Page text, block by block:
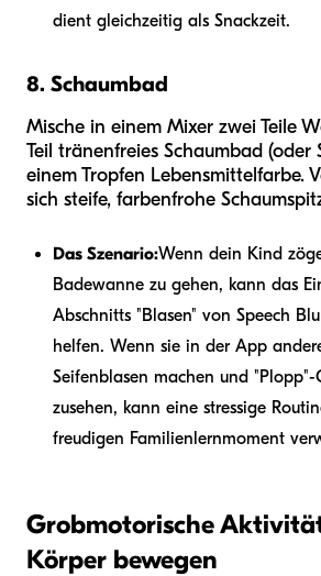
dient gleichzeitig als Snackzeit.
8. Schaumbad
Mische in einem Mixer zwei Teile
Teil tränenfreies Schaumbad (oder
einem Tropfen Lebensmittelfarbe.
sich steife, farbenfrohe
Das Szenario:Wenn dein Kind
Badewanne zu gehen, kann das
Abschnitts "Blasen" von Speech
helfen. Wenn sie in der App
Seifenblasen machen und "Plopp"-
zusehen, kann eine stressige
freudigen Familienlernmoment
Grobmotorische
Körper bewegen